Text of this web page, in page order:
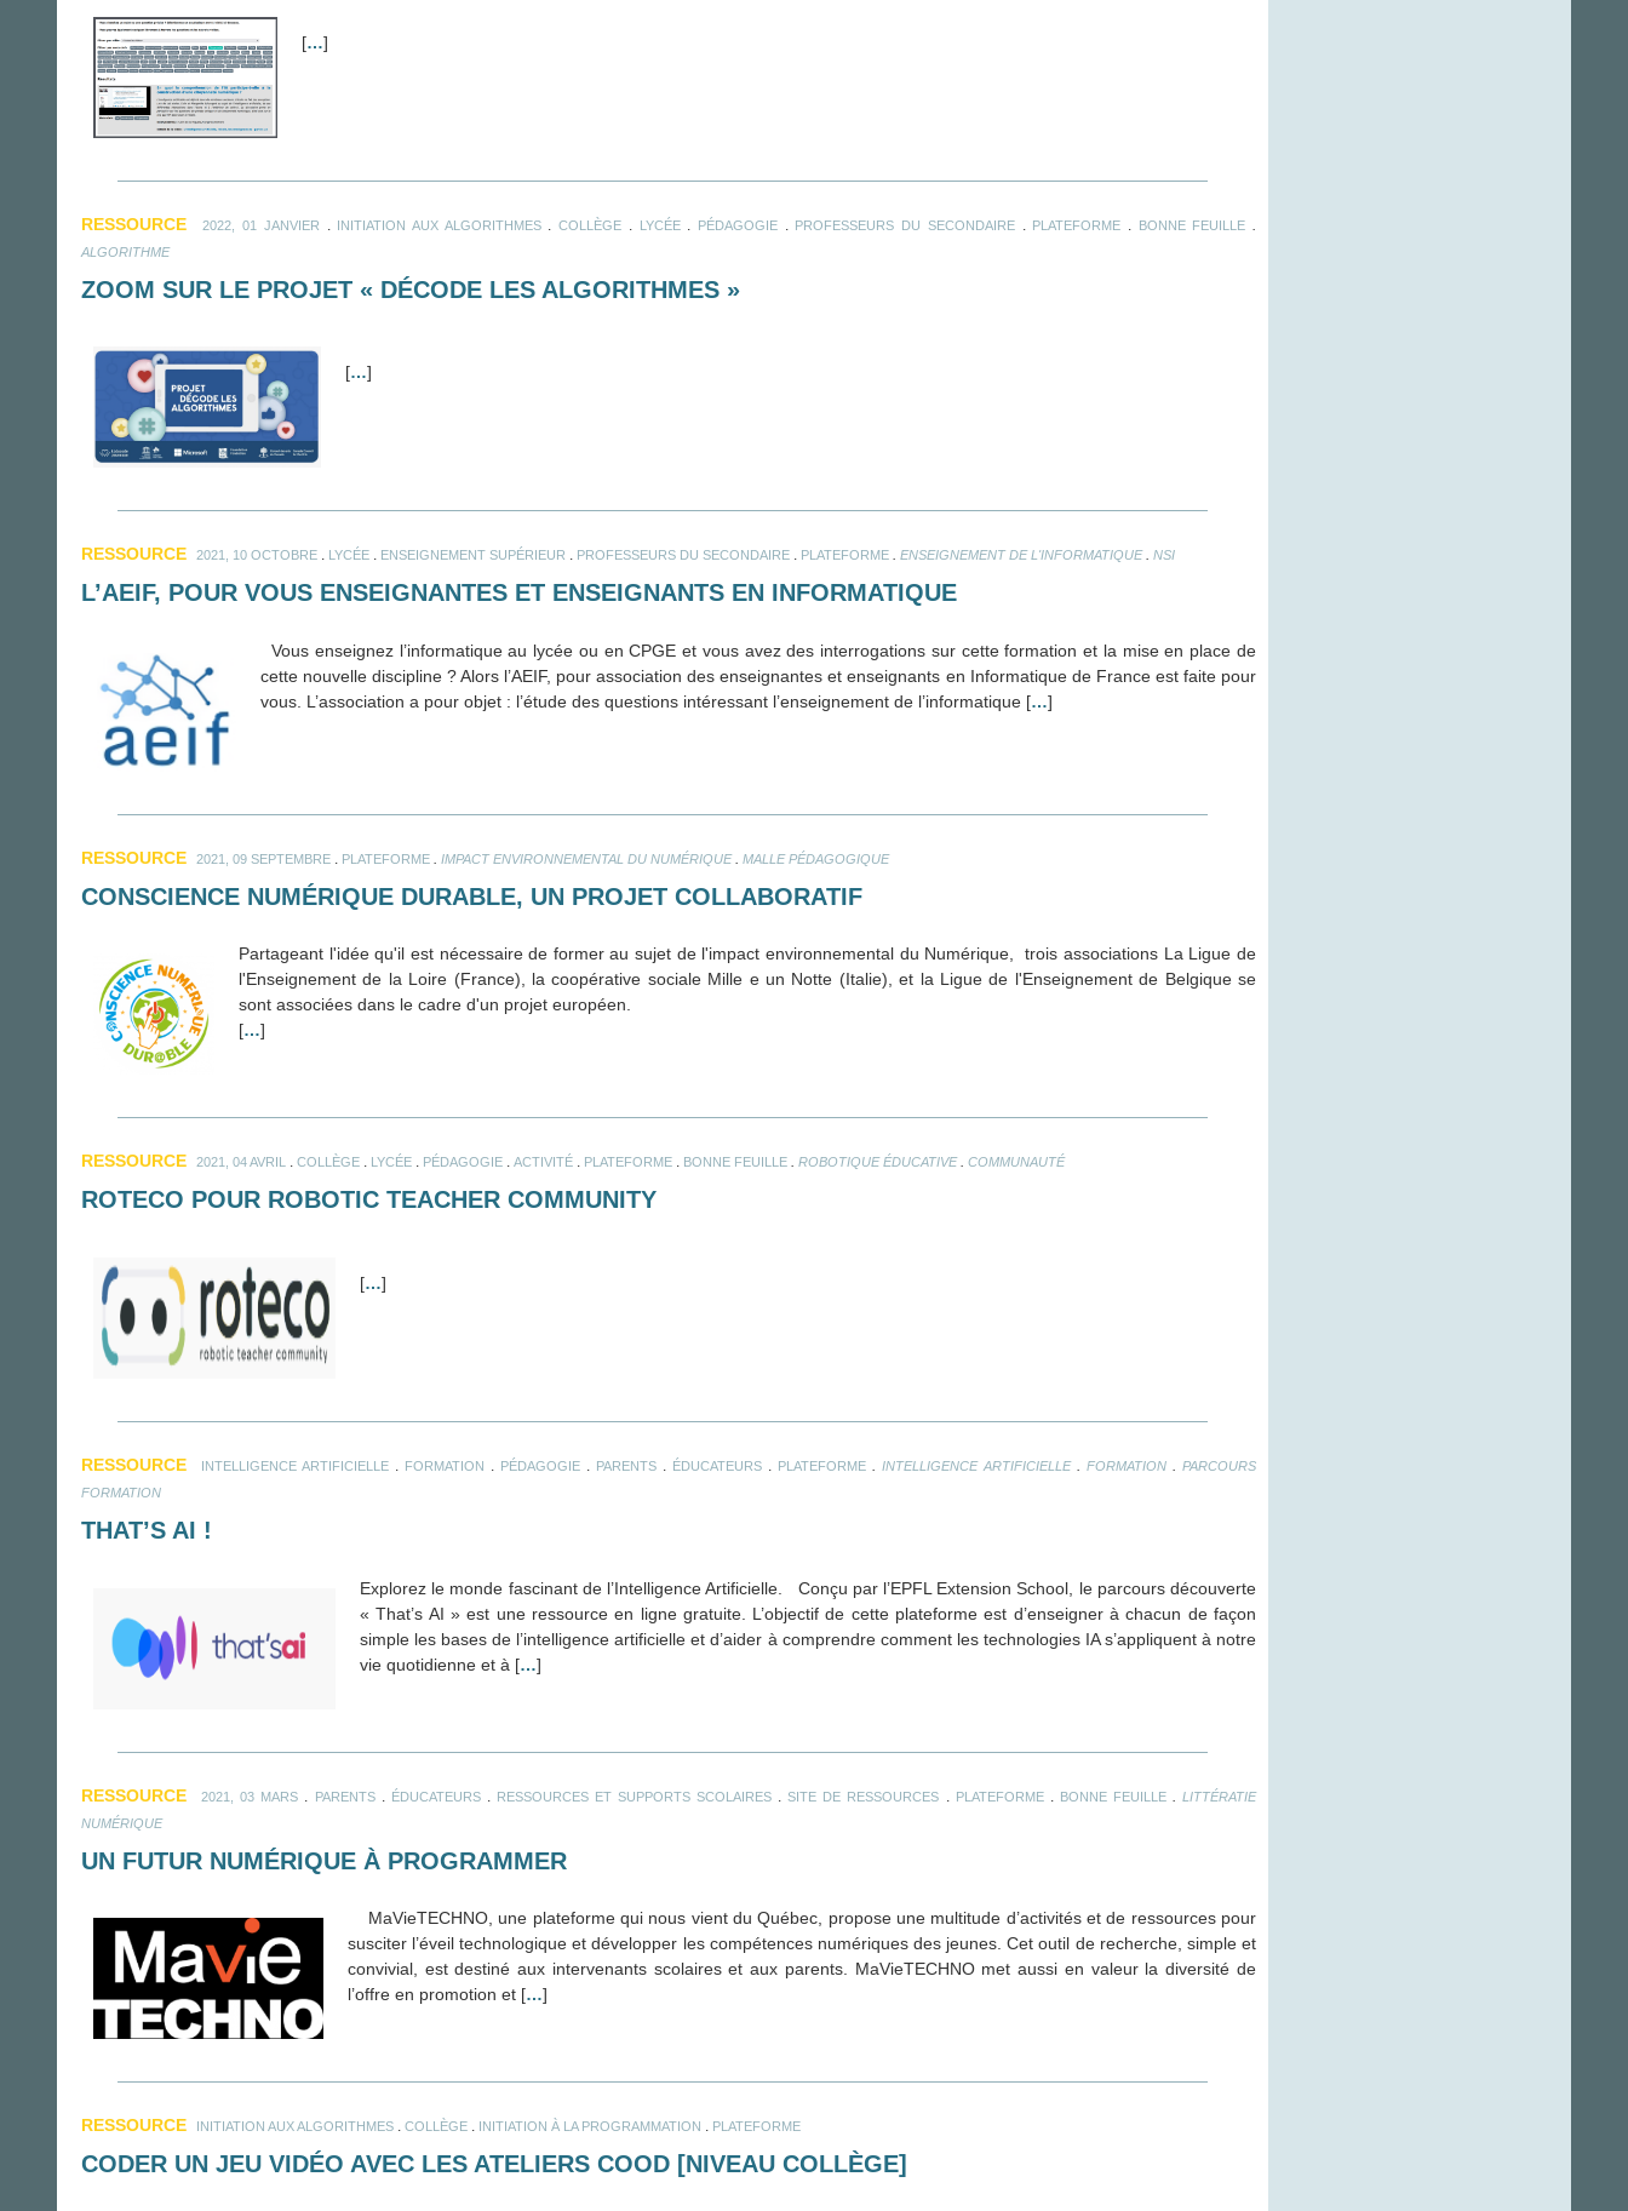
[…]
RESSOURCE 2022, 01 JANVIER INITIATION AUX ALGORITHMES.COLLÈGE LYCÉE. PÉDAGOGIE. PROFESSEURS DU SECONDAIRE. PLATEFORME BONNE FEUILLE
ALGORITHME
ZOOM SUR LE PROJET « DÉCODE LES ALGORITHMES »
[…]
RESSOURCE 2021, 10 OCTOBRE LYCÉE ENSEIGNEMENT SUPÉRIEUR PROFESSEURS DU SECONDAIRE PLATEFORME ENSEIGNEMENT DE L'INFORMATIQUE. NSI
L’AEIF, POUR VOUS ENSEIGNANTES ET ENSEIGNANTS EN INFORMATIQUE
Vous enseignez l’informatique au lycée ou en CPGE et vous avez des interrogations sur cette formation et la mise en place de
cette nouvelle discipline ? Alors l’AEIF, pour association des enseignantes et enseignants en Informatique de France est faite pour
vous. L’association a pour objet : l’étude des questions intéressant l’enseignement de l’informatique […]
RESSOURCE 2021, 09 SEPTEMBRE PLATEFORME IMPACT ENVIRONNEMENTAL DU NUMÉRIQUE. MALLE PÉDAGOGIQUE
CONSCIENCE NUMÉRIQUE DURABLE, UN PROJET COLLABORATIF
Partageant l'idée qu'il est nécessaire de former au sujet de l'impact environnemental du Numérique, trois associations La Ligue de
l'Enseignement de la Loire (France), la coopérative sociale Mille e un Notte (Italie), et la Ligue de l'Enseignement de Belgique se
sont associées dans le cadre d'un projet européen.
[…]
RESSOURCE 2021, 04 AVRIL COLLÈGE LYCÉE PÉDAGOGIE ACTIVITÉ PLATEFORME BONNE FEUILLE ROBOTIQUE ÉDUCATIVE. COMMUNAUTÉ
ROTECO POUR ROBOTIC TEACHER COMMUNITY
[…]
RESSOURCE INTELLIGENCE ARTIFICIELLE FORMATION PÉDAGOGIE PARENTS ÉDUCATEURS PLATEFORME INTELLIGENCE ARTIFICIELLE. FORMATION
PARCOURS
FORMATION
THAT’S AI !
Explorez le monde fascinant de l’Intelligence Artificielle. Conçu par l’EPFL Extension School, le parcours découverte
« That’s AI » est une ressource en ligne gratuite. L’objectif de cette plateforme est d’enseigner à chacun de façon
simple les bases de l’intelligence artificielle et d’aider à comprendre comment les technologies IA s’appliquent à notre
vie quotidienne et à […]
RESSOURCE 2021, 03 MARS PARENTS. ÉDUCATEURS. RESSOURCES ET SUPPORTS SCOLAIRES SITE DE RESSOURCES PLATEFORME. BONNE FEUILLE. LITTÉRATIE
NUMÉRIQUE
UN FUTUR NUMÉRIQUE À PROGRAMMER
MaVieTECHNO, une plateforme qui nous vient du Québec, propose une multitude d’activités et de ressources pour
susciter l’éveil technologique et développer les compétences numériques des jeunes. Cet outil de recherche, simple et
convivial, est destiné aux intervenants scolaires et aux parents. MaVieTECHNO met aussi en valeur la diversité de
l’offre en promotion et […]
RESSOURCE INITIATION AUX ALGORITHMES COLLÈGE INITIATION À LA PROGRAMMATION PLATEFORME
CODER UN JEU VIDÉO AVEC LES ATELIERS COOD [NIVEAU COLLÈGE]